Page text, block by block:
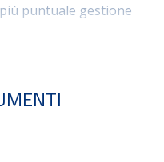
puntuale gestione
riducendo i costi
attraverso analisi